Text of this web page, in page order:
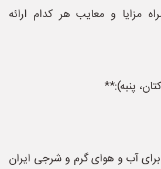
مزایا و معایب هر کدام ارائه
آب و هوای گرم و شرجی ایران